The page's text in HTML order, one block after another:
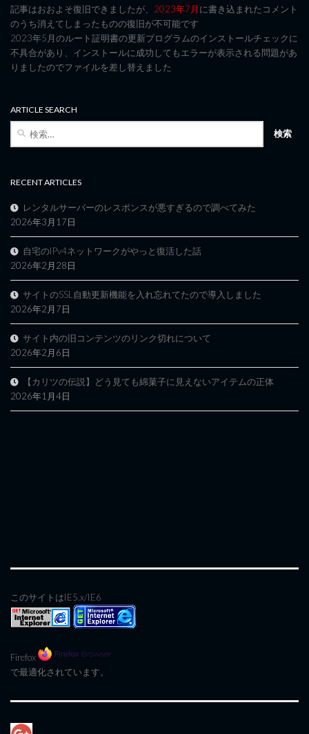
記事はおおよそ復旧できましたが、 2023年7月に書き込まれたコメント
のうち消えてしまったものの復旧が不可能です
2023年5月のルート証明書の更新プログラムのインストールチェックに
不具合があり、インストールに成功してもエラーが表示される問題があ
りましたのでファイルを差し替えました
ARTICLE SEARCH
RECENT ARTICLES
レンタルサーバーのレスポンスが悪すぎるので調べてみた
2026年3月17日
自宅のIPv4ネットワークがやっと復活した話
2026年2月28日
サイトのSSL自動更新機能を入れ忘れてたので導入しました
2026年2月7日
サイト内の旧コンテンツのリンク切れについて
2026年2月6日
【カリツの伝説】どう見ても綿菓子に見えないアイテムの正体
2026年1月4日
このサイトはIE5.x/IE6
Firefox
で最適化されています。